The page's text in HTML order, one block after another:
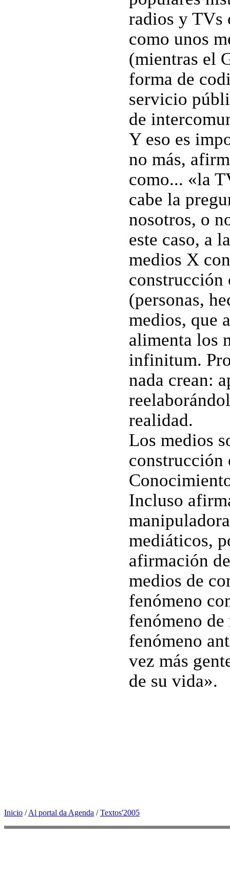
radios y TVs
como unos
(mientras el
forma de
servicio
de
Y eso es
no más,
como... «la
cabe la
nosotros, o
este caso, a
medios X
(personas,
medios, que
alimenta los
infinitum.
nada crean:
realidad.
Los medios
construcción
Incluso
mediáticos,
afirmación
medios de
fenómeno
fenómeno
fenómeno
vez más
de su vida».
Inicio /Al portal da Agenda /Textos'2005